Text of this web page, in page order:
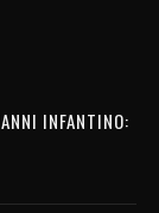
INFANTINO: